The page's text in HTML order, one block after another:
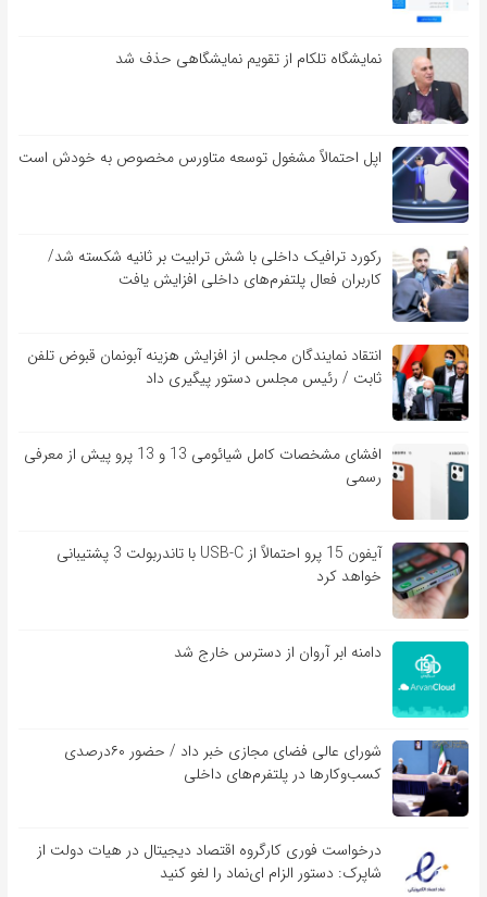
نمایشگاه تلکام از تقویم نمایشگاهی حذف شد
اپل احتمالاً مشغول توسعه متاورس مخصوص به خودش است
رکورد ترافیک داخلی با شش ترابیت بر ثانیه شکسته شد/
کاربران فعال پلتفرم‌های داخلی افزایش یافت
انتقاد نمایندگان مجلس از افزایش هزینه آبونمان قبوض تلفن
ثابت / رئیس مجلس دستور پیگیری داد
افشای مشخصات کامل شیائومی 13 و 13 پرو پیش از معرفی
رسمی
آیفون 15 پرو احتمالاً از USB-C با تاندربولت 3 پشتیبانی
خواهد کرد
دامنه ابر آروان از دسترس خارج شد
شورای عالی فضای مجازی خبر داد / حضور ۶۰درصدی
کسب‌و‌کارها در پلتفرم‌های داخلی
درخواست فوری کارگروه اقتصاد دیجیتال در هیات دولت از
شاپرک: دستور الزام ای‌نماد را لغو کنید